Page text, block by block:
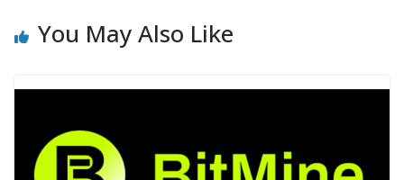
You May Also Like